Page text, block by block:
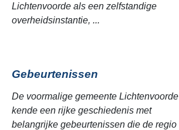
Lichtenvoorde als een zelfstandige
overheidsinstantie, ...
Gebeurtenissen
De voormalige gemeente Lichtenvoorde
kende een rijke geschiedenis met
belangrijke gebeurtenissen die de regio